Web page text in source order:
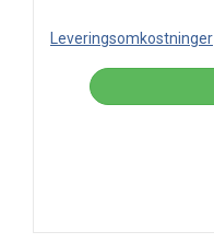
Leveringsomkostninger